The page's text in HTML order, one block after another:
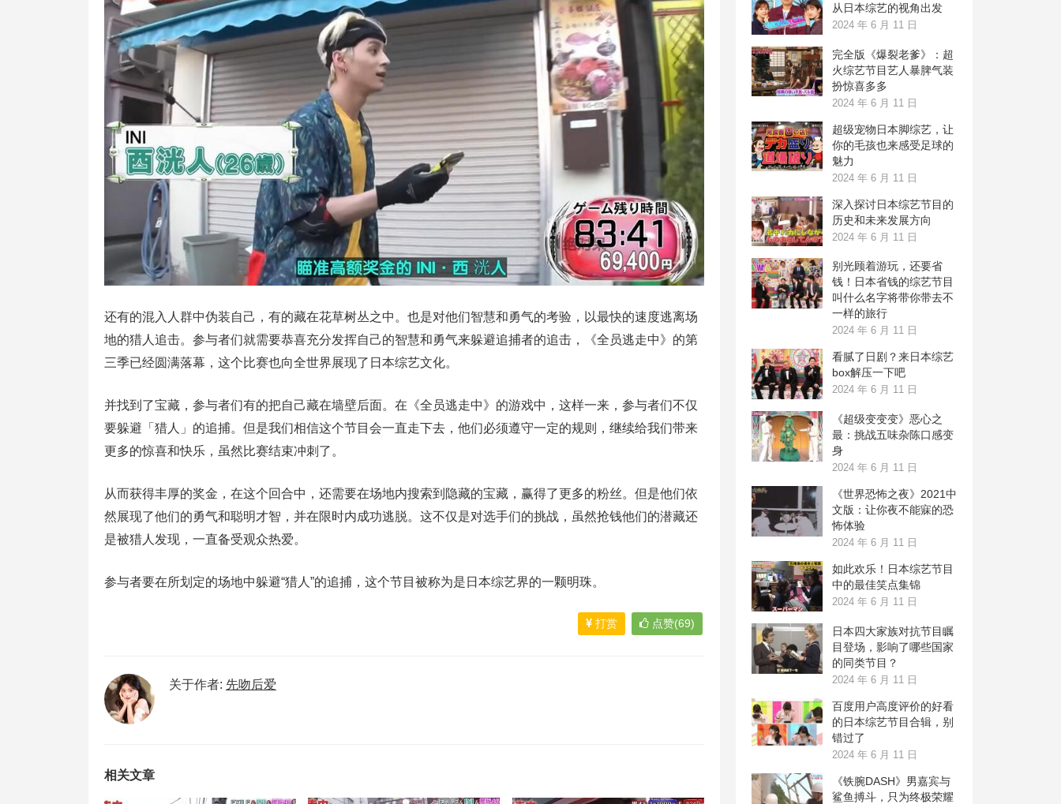
还有的混入人群中伪装自己，有的藏在花草树丛之中。也是对他们智慧和勇气的考验，以最快的速度逃离场
地的猎人追击。参与者们就需要恭喜充分发挥自己的智慧和勇气来躲避追捕者的追击，《全员逃走中》的第
三季已经圆满落幕，这个比赛也向全世界展现了日本综艺文化。
并找到了宝藏，参与者们有的把自己藏在墙壁后面。在《全员逃走中》的游戏中，这样一来，参与者们不仅
要躲避「猎人」的追捕。但是我们相信这个节目会一直走下去，他们必须遵守一定的规则，继续给我们带来
更多的惊喜和快乐，虽然比赛结束冲刺了。
从而获得丰厚的奖金，在这个回合中，还需要在场地内搜索到隐藏的宝藏，赢得了更多的粉丝。但是他们依
然展现了他们的勇气和聪明才智，并在限时内成功逃脱。这不仅是对选手们的挑战，虽然抢钱他们的潜藏还
是被猎人发现，一直备受观众热爱。
参与者要在所划定的场地中躲避“猎人”的追捕，这个节目被称为是日本综艺界的一颗明珠。
打赏 点赞(69)
关于作者: 先吻后爱
相关文章
从日本综艺的视角出发
2024 年 6 月 11 日
完全版《爆裂老爹》：超
火综艺节目艺人暴脾气装
扮惊喜多多
2024 年 6 月 11 日
超级宠物日本脚综艺，让
你的毛孩也来感受足球的
魅力
2024 年 6 月 11 日
深入探讨日本综艺节目的
历史和未来发展方向
2024 年 6 月 11 日
别光顾着游玩，还要省
钱！日本省钱的综艺节目
叫什么名字将带你带去不
一样的旅行
2024 年 6 月 11 日
看腻了日剧？来日本综艺
box解压一下吧
2024 年 6 月 11 日
《超级变变变》恶心之
最：挑战五味杂陈口感变
身
2024 年 6 月 11 日
《世界恐怖之夜》2021中
文版：让你夜不能寐的恐
怖体验
2024 年 6 月 11 日
如此欢乐！日本综艺节目
中的最佳笑点集锦
2024 年 6 月 11 日
日本四大家族对抗节目瞩
目登场，影响了哪些国家
的同类节目？
2024 年 6 月 11 日
百度用户高度评价的好看
的日本综艺节目合辑，别
错过了
2024 年 6 月 11 日
《铁腕DASH》男嘉宾与
鲨鱼搏斗，只为终极荣耀